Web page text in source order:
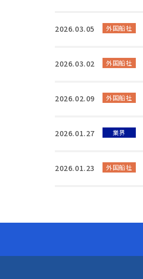
2026.03.05 外国船社
2026.03.02 外国船社
2026.02.09 外国船社
2026.01.27 業界
2026.01.23 外国船社